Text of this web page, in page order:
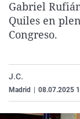
Gabriel
Quiles en
Congreso.
J.C.
Madrid 08.07.2025